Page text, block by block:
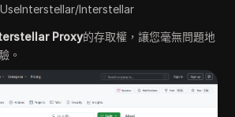
Interstellar
Proxy的存取權，讓您毫無問題地
。